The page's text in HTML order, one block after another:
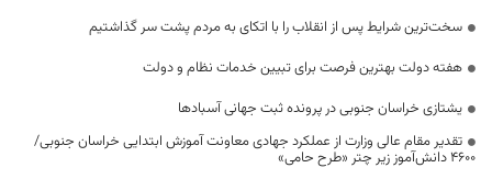
سخت‌ترین شرایط پس از انقلاب را با اتکای به مردم پشت سر گذاشتیم
هفته دولت بهترین فرصت برای تبیین خدمات نظام و دولت
یشتازی خراسان جنوبی در پرونده ثبت جهانی آسبادها
تقدیر مقام عالی وزارت از عملکرد جهادی معاونت آموزش ابتدایی خراسان جنوبی/
۴۶۰۰ دانش‌آموز زیر چتر «طرح حامی»